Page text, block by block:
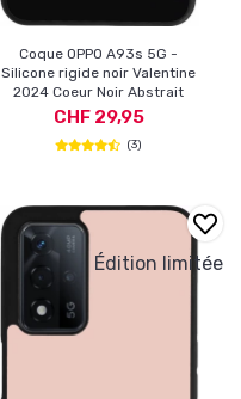
Coque OPPO A93s 5G -
Silicone rigide noir Valentine
2024 Coeur Noir Abstrait
CHF 29,95
(3)
Édition limitée